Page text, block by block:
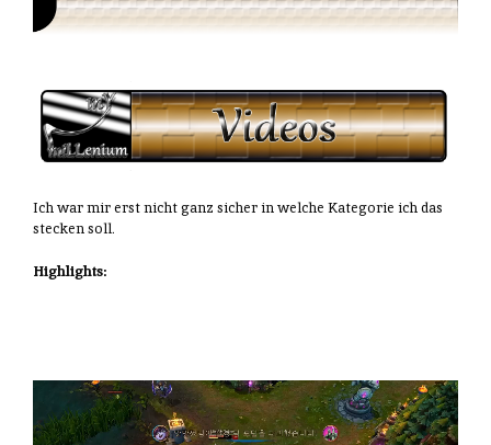
Ich war mir erst nicht ganz sicher in welche Kategorie ich das
stecken soll.
Highlights: